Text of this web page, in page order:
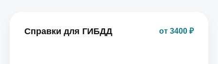
Справки для ГИБДД от 3400 ₽